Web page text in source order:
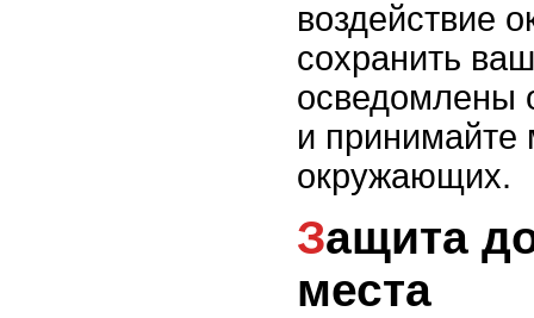
воздействие
сохранить
осведомлены
и
окружающих.
Защита дома и рабочего
места